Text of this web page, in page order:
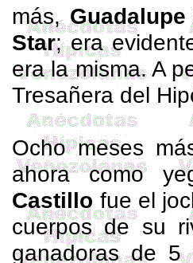
más, Guadalupe
Star; era
era la misma. A
Tresañera del
Ocho meses
ahora como
Castillo fue el
cuerpos de su
ganadoras de 5